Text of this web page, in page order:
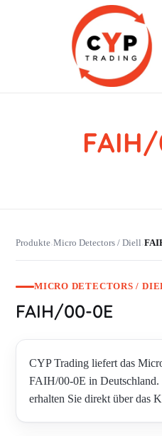
CYP Trading
Professionelle Ersatzteilbeschaffung
Produkte›Micro Detectors / Diell›
MICRO DETECTORS /
FAIH/00-0E
CYP Trading liefert das
FAIH/00-0E in Deutschland.
erhalten Sie direkt über das